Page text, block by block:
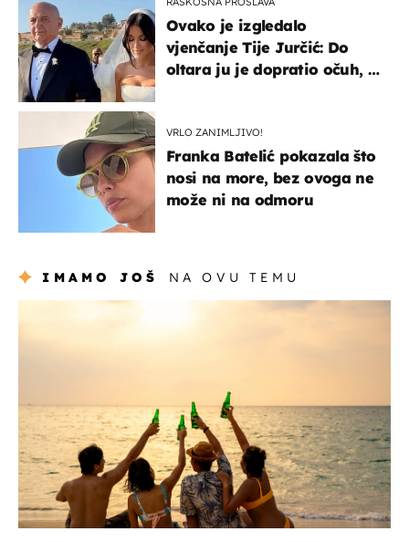
Ovako je izgledalo
vjenčanje Tije Jurčić: Do
oltara ju je dopratio očuh, a
VRLO ZANIMLJIVO!
Franka Batelić pokazala što
nosi na more, bez ovoga ne
može ni na odmoru
IMAMO JOŠ NA OVU TEMU